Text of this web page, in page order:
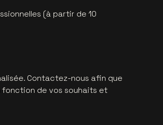
(à partir de 10
Contactez-nous afin que
fonction de vos souhaits et